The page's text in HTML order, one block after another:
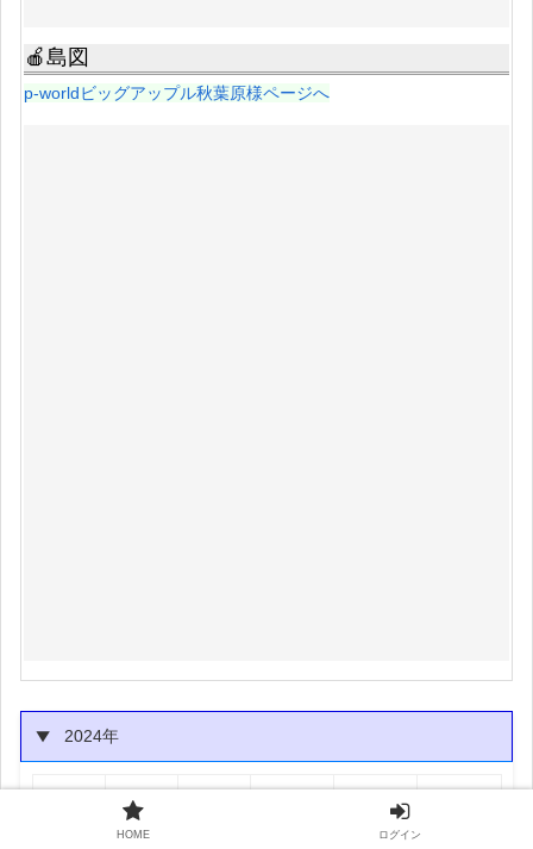
🍎島図
p-worldビッグアップル秋葉原様ページへ
2024年
1月
2月
3月
4月
5月
6月
8月 11月
HOME ログイン